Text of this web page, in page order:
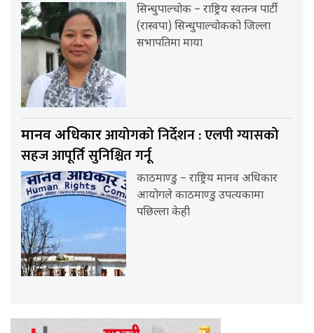
सिन्धुपाल्चोक – राष्ट्रिय स्वतन्त्र पार्टी
(रास्वपा) सिन्धुपाल्चोकको जिल्ला
सभापतिमा माया
मानव अधिकारआयोगको निर्देशन : एलपी ग्यासको
सहज आपूर्ति सुनिश्चित गर्नू
काठमाण्डु – राष्ट्रिय मानव अधिकार
आयोगले काठमाण्डु उपत्यकामा
पछिल्ला केही